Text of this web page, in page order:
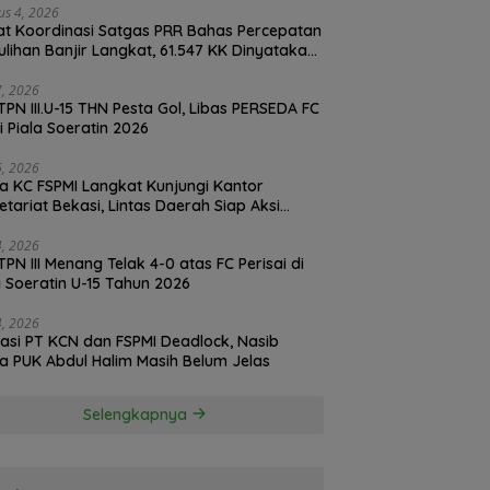
4, 2026
Koordinasi Satgas PRR Bahas Percepatan
Banjir Langkat, 61.547 KK Dinyatakan
2026
III.U-15 THN Pesta Gol, Libas PERSEDA FC
Piala Soeratin 2026
2026
KC FSPMI Langkat Kunjungi Kantor
Bekasi, Lintas Daerah Siap Aksi
2026
III Menang Telak 4-0 atas FC Perisai di
Soeratin U-15 Tahun 2026
2026
PT KCN dan FSPMI Deadlock, Nasib
Selengkapnya